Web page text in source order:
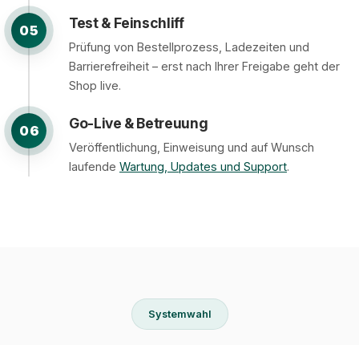
05 Test & Feinschliff
Prüfung von Bestellprozess, Ladezeiten und
Barrierefreiheit – erst nach Ihrer Freigabe geht der
Shop live.
06 Go-Live & Betreuung
Veröffentlichung, Einweisung und auf Wunsch
laufende Wartung, Updates und Support.
Systemwahl